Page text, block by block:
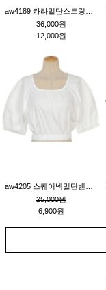
36,000원
12,000원
25,000원
6,900원